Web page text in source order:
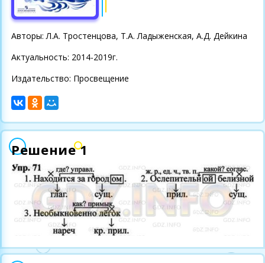
Авторы: Л.А. Тростенцова, Т.А. Ладыженская, А.Д. Дейкина
Актуальность: 2014-2019г.
Издательство: Просвещение
Решение 1